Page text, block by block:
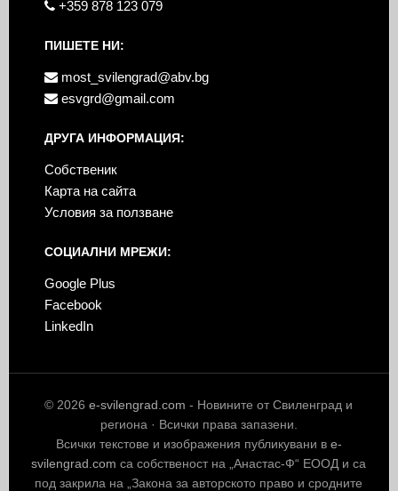
+359 878 123 079
ПИШЕТЕ НИ:
most_svilengrad@abv.bg
esvgrd@gmail.com
ДРУГА ИНФОРМАЦИЯ:
Собственик
Карта на сайта
Условия за ползване
СОЦИАЛНИ МРЕЖИ:
Google Plus
Facebook
LinkedIn
© 2026e-svilengrad.com - Новините от Свиленград и
региона · Всички права запазени.
Всички текстове и изображения публикувани в e-
svilengrad.com са собственост на „Анастас-Ф“ ЕООД и са
под закрила на „Закона за авторското право и сродните